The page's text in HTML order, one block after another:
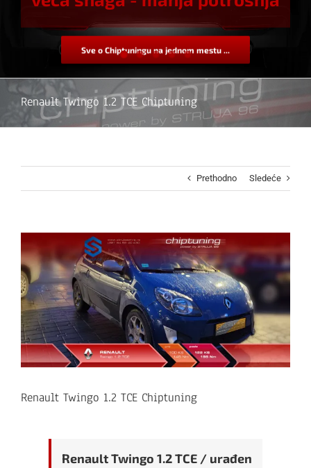
Sve o Chiptuningu na jednom mestu ...
Renault Twingo 1.2 TCE Chiptuning
Prethodno Sledeće
Renault Twingo 1.2 TCE Chiptuning
Renault Twingo 1.2 TCE / urađen